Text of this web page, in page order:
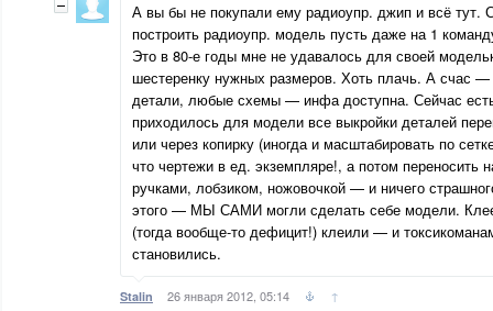
А вы бы не покупали ему радиоупр. джип и всё тут.
построить радиоупр. модель пусть даже на 1
Это в 80-е годы мне не удавалось для своей
шестеренку нужных размеров. Хоть плачь. А счас
детали, любые схемы — инфа доступна. Сейчас
приходилось для модели все выкройки деталей
или через копирку (иногда и масштабировать по
что чертежи в ед. экземпляре!, а потом переносить
ручками, лобзиком, ножовочкой — и ничего
этого — МЫ САМИ могли сделать себе модели.
(тогда вообще-то дефицит!) клеили — и
становились.
Stalin 26 января 2012, 05:14 ↑